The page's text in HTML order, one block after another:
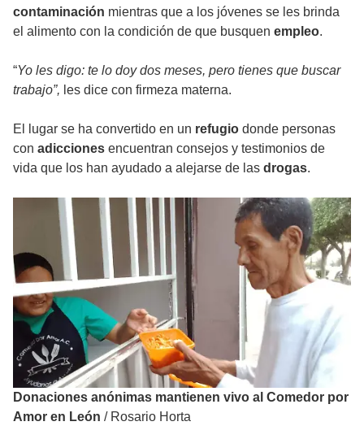
contaminación mientras que a los jóvenes se les brinda
el alimento con la condición de que busquen empleo.
“Yo les digo: te lo doy dos meses, pero tienes que buscar
trabajo”, les dice con firmeza materna.
El lugar se ha convertido en un refugio donde personas
con adicciones encuentran consejos y testimonios de
vida que los han ayudado a alejarse de las drogas.
Donaciones anónimas mantienen vivo al Comedor por
Amor en León / Rosario Horta